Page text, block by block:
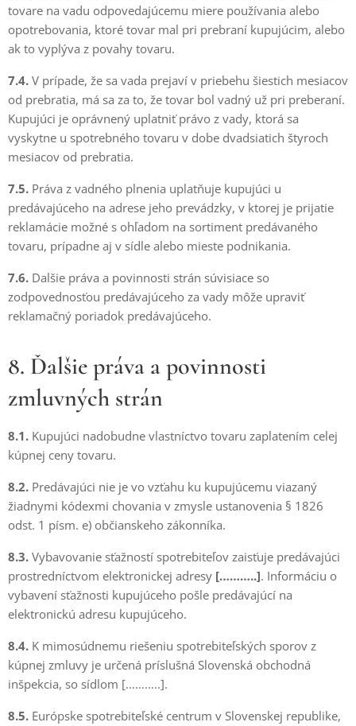
tovare na vadu odpovedajúcemu miere používania alebo
opotrebovania, ktoré tovar mal pri prebraní kupujúcim, alebo
ak to vyplýva z povahy tovaru.
7.4. V prípade, že sa vada prejaví v priebehu šiestich mesiacov
od prebratia, má sa za to, že tovar bol vadný už pri preberaní.
Kupujúci je oprávnený uplatniť právo z vady, ktorá sa
vyskytne u spotrebného tovaru v dobe dvadsiatich štyroch
mesiacov od prebratia.
7.5. Práva z vadného plnenia uplatňuje kupujúci u
predávajúceho na adrese jeho prevádzky, v ktorej je prijatie
reklamácie možné s ohľadom na sortiment predávaného
tovaru, prípadne aj v sídle alebo mieste podnikania.
7.6. Dalšie práva a povinnosti strán súvisiace so
zodpovednosťou predávajúceho za vady môže upraviť
reklamačný poriadok predávajúceho.
8. Ďalšie práva a povinnosti
zmluvných strán
8.1. Kupujúci nadobudne vlastníctvo tovaru zaplatením celej
kúpnej ceny tovaru.
8.2. Predávajúci nie je vo vzťahu ku kupujúcemu viazaný
žiadnymi kódexmi chovania v zmysle ustanovenia § 1826
odst. 1 písm. e) občianskeho zákonníka.
8.3. Vybavovanie sťažností spotrebiteľov zaisťuje predávajúci
prostredníctvom elektronickej adresy [………..]. Informáciu o
vybavení sťažnosti kupujúceho pošle predávajúcí na
elektronickú adresu kupujúceho.
8.4. K mimosúdnemu riešeniu spotrebiteľských sporov z
kúpnej zmluvy je určená príslušná Slovenská obchodná
inšpekcia, so sídlom [………..].
8.5. Európske spotrebiteľské centrum v Slovenskej republike,